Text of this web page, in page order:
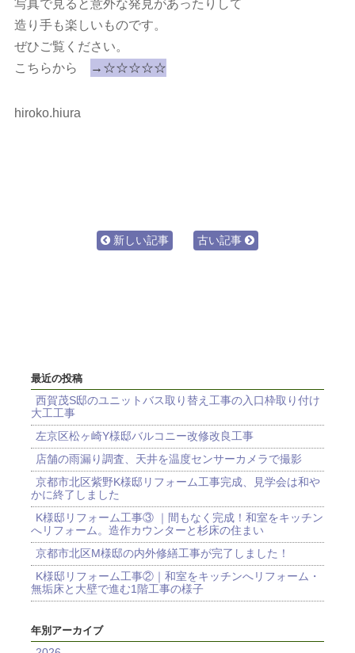
写真で見ると意外な発見があったりして
造り手も楽しいものです。
ぜひご覧ください。
こちらから
→☆☆☆☆☆
hiroko.hiura
新しい記事 古い記事
最近の投稿
西賀茂S邸のユニットバス取り替え工事の入口枠取り付け
大工工事
左京区松ヶ崎Y様邸バルコニー改修改良工事
店舗の雨漏り調査、天井を温度センサーカメラで撮影
京都市北区紫野K様邸リフォーム工事完成、見学会は和や
かに終了しました
K様邸リフォーム工事③ ｜間もなく完成！和室をキッチン
へリフォーム。造作カウンターと杉床の住まい
京都市北区M様邸の内外修繕工事が完了しました！
K様邸リフォーム工事②｜和室をキッチンへリフォーム・
無垢床と大壁で進む1階工事の様子
年別アーカイブ